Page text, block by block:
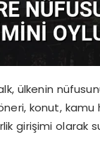
ülkenin
konut,
girişimi olarak